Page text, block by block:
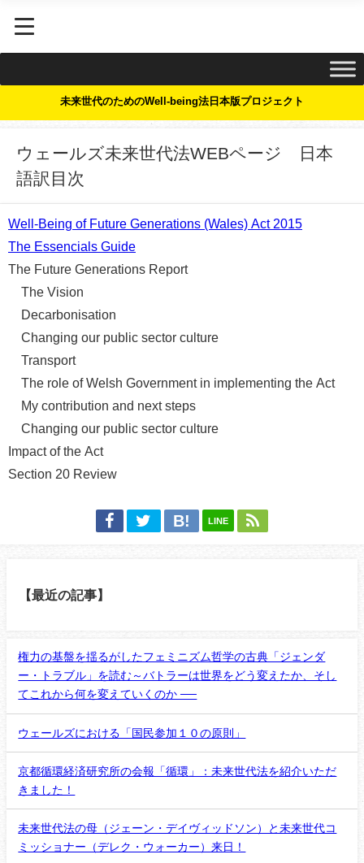
未来世代のためのWell-being法日本版プロジェクト
ウェールズ未来世代法WEBページ 日本
語訳目次
Well-Being of Future Generations (Wales) Act 2015
The Essencials Guide
The Future Generations Report
The Vision
Decarbonisation
Changing our public sector culture
Transport
The role of Welsh Government in implementing the Act
My contribution and next steps
Changing our public sector culture
Impact of the Act
Section 20 Review
LINE
【最近の記事】
権力の基盤を揺るがしたフェミニズム哲学の古典「ジェンダ
ー・トラブル」を読む～バトラーは世界をどう変えたか、そし
てこれから何を変えていくのか ──
ウェールズにおける「国民参加１０の原則」
京都循環経済研究所の会報「循環」：未来世代法を紹介いただ
きました！
未来世代法の母（ジェーン・デイヴィッドソン）と未来世代コ
ミッショナー（デレク・ウォーカー）来日！